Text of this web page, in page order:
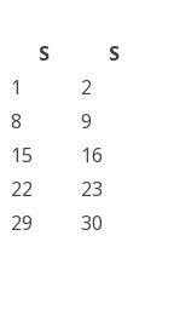
S
S
1
2
8
9
15
16
22
23
29
30